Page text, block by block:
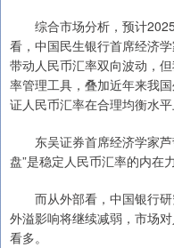
综合市场分析，预计2025
看，中国民生银行首席经济
带动人民币汇率双向波动，
率管理工具，叠加近年来我
证人民币汇率在合理均衡水平
东吴证券首席经济学家芦
盘”是稳定人民币汇率的内在
而从外部看，中国银行研
外溢影响将继续减弱，市场
看多。